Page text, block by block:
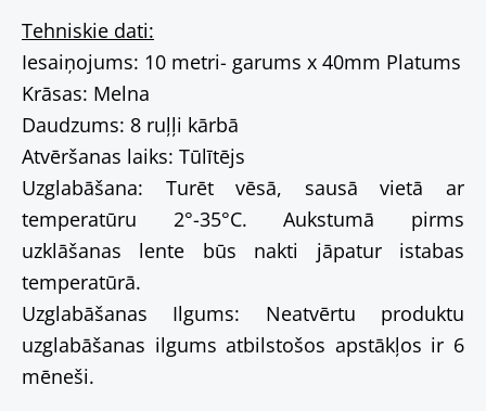
Tehniskie dati:
Iesaiņojums: 10 metri- garums x 40mm Platums
Krāsas: Melna
Daudzums: 8 ruļļi kārbā
Atvēršanas laiks: Tūlītējs
Uzglabāšana: Turēt vēsā, sausā vietā ar
temperatūru 2°-35°C. Aukstumā pirms
uzklāšanas lente būs nakti jāpatur istabas
temperatūrā.
Uzglabāšanas Ilgums: Neatvērtu produktu
uzglabāšanas ilgums atbilstošos apstākļos ir 6
mēneši.